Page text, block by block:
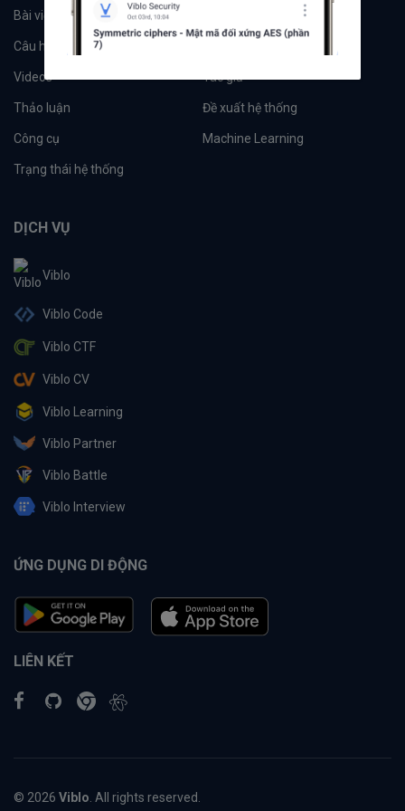
Bài viết
Câu hỏi
Videos Tác giả
Thảo luận Đề xuất hệ thống
Công cụ Machine Learning
Trạng thái hệ thống
DỊCH VỤ
Viblo
Viblo Code
Viblo CTF
Viblo CV
Viblo Learning
Viblo Partner
Viblo Battle
Viblo Interview
ỨNG DỤNG DI ĐỘNG
LIÊN KẾT
© 2026 Viblo . All rights reserved.